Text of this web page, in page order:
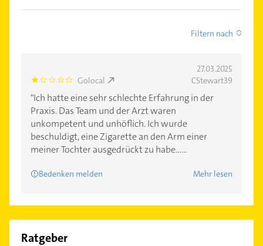
Filtern nach
27.03.2025
1.0 Golocal CStewart39
"Ich hatte eine sehr schlechte Erfahrung in der
Praxis. Das Team und der Arzt waren
unkompetent und unhöflich. Ich wurde
beschuldigt, eine Zigarette an den Arm einer
meiner Tochter ausgedrückt zu habe......
Bedenken melden Mehr lesen
Ratgeber